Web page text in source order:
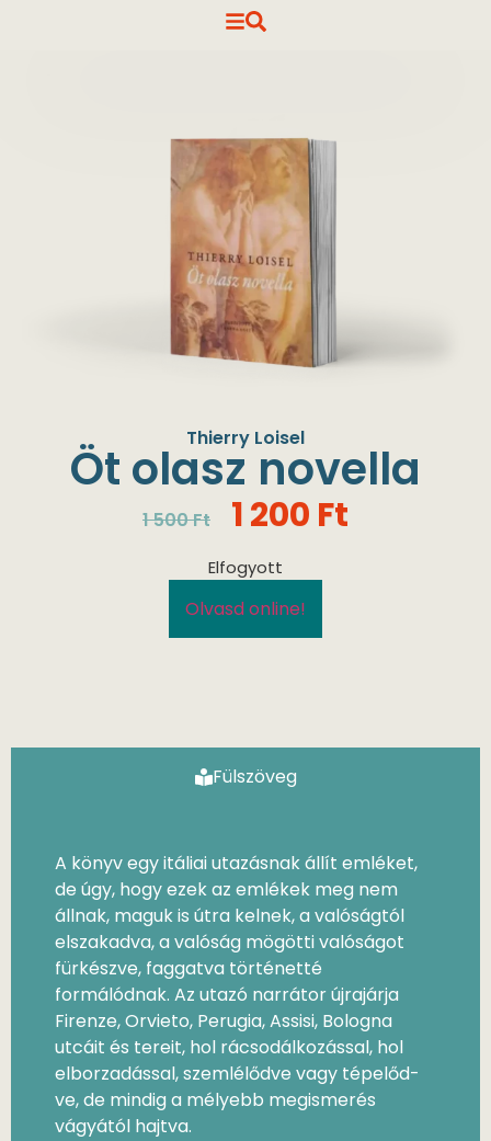
Thierry Loisel
Öt olasz novella
1 500Ft 1 200 Ft
Elfogyott
Olvasd online!
Fülszöveg
A könyv egy itáliai utazásnak állít emléket,
de úgy, hogy ezek az emlékek meg nem
állnak, maguk is útra kelnek, a valóságtól
elszakadva, a valóság mögötti valóságot
fürkészve, faggatva történetté
formálódnak. Az utazó narrátor újrajárja
Firenze, Orvieto, Perugia, Assisi, Bologna
utcáit és tereit, hol rácsodálkozással, hol
elborzadással, szemlélődve vagy tépelőd-
ve, de mindig a mélyebb megismerés
vágyától hajtva.